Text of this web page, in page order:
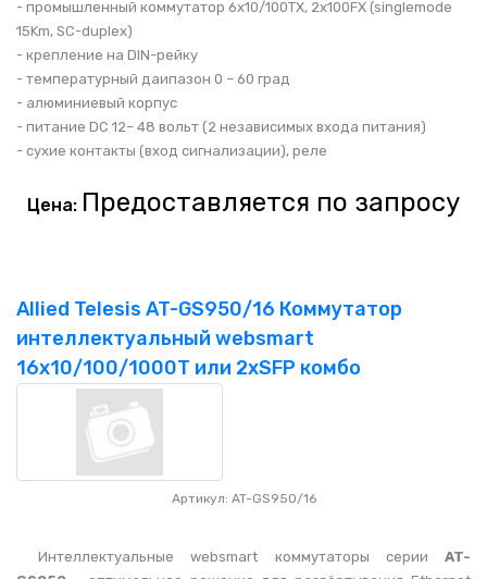
- промышленный коммутатор 6x10/100TX, 2x100FX (singlemode
15Km, SC-duplex)
- крепление на DIN-рейку
- температурный даипазон 0 – 60 град
- алюминиевый корпус
- питание DC 12– 48 вольт (2 независимых входа питания)
- сухие контакты (вход сигнализации), реле
Цена: Предоставляется по запросу
Allied Telesis AT-GS950/16 Коммутатор
интеллектуальный websmart
16x10/100/1000T или 2xSFP комбо
Артикул: AT-GS950/16
Интеллектуальные websmart коммутаторы серии AT-